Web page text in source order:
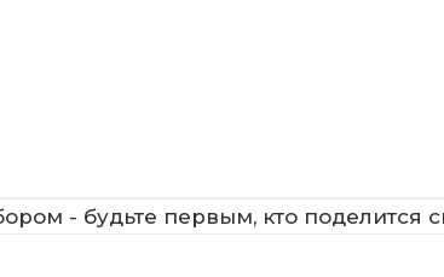
- будьте первым, кто поделится